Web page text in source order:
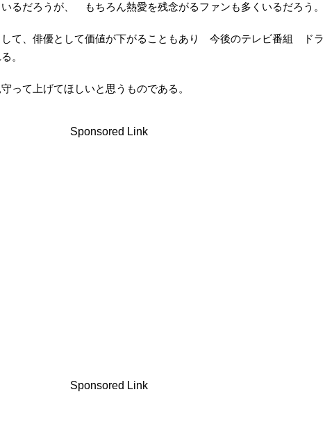
るだろうが、 もちろん熱愛を残念がるファンも多くいるだろう。
して、俳優として価値が下がることもあり 今後のテレビ番組 ドラ
。
って上げてほしいと思うものである。
Sponsored Link
Sponsored Link